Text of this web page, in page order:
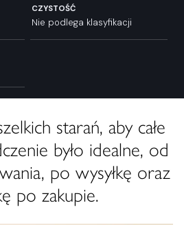
CZYSTOŚĆ
Nie podlega klasyfikacji
starań, aby całe
było idealne, od
po wysyłkę oraz
po zakupie.